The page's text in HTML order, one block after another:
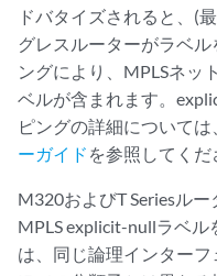
ドバタイズされると、(
グレスルーターがラベ
ングにより、MPLSネッ
ベルが含まれます。
ピングの詳細については
ーガイド を参照してくだ
M320およびT Seriesル
MPLS explicit-nullラベル
は、同じ論理インター